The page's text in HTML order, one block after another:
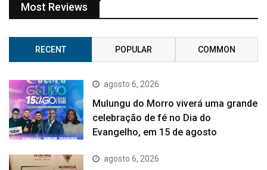
Most Reviews
RECENT POPULAR COMMON
agosto 6, 2026
Mulungu do Morro viverá uma grande
celebração de fé no Dia do
Evangelho, em 15 de agosto
agosto 6, 2026